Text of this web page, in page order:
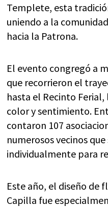
Templete, esta
uniendo a la
hacia la Patrona.
El evento congregó a
que recorrieron el
hasta el Recinto
color y sentimiento.
contaron 107
numerosos vecinos
individualmente para
Este año, el diseño de
Capilla fue